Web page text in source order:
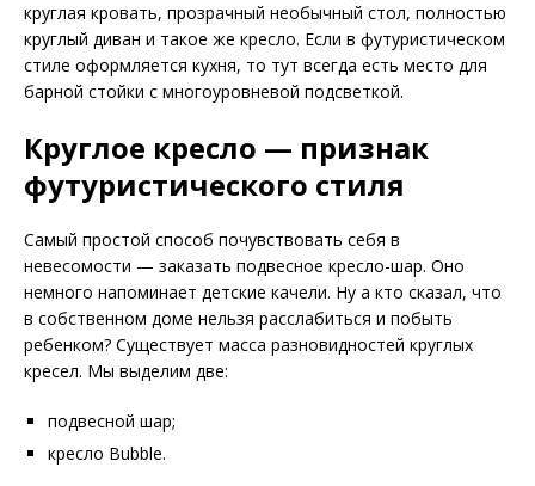
круглая кровать, прозрачный необычный стол, полностью
круглый диван и такое же кресло. Если в футуристическом
стиле оформляется кухня, то тут всегда есть место для
барной стойки с многоуровневой подсветкой.
Круглое кресло — признак
футуристического стиля
Самый простой способ почувствовать себя в
невесомости — заказать подвесное кресло-шар. Оно
немного напоминает детские качели. Ну а кто сказал, что
в собственном доме нельзя расслабиться и побыть
ребенком? Существует масса разновидностей круглых
кресел. Мы выделим две:
подвесной шар;
кресло Bubble.